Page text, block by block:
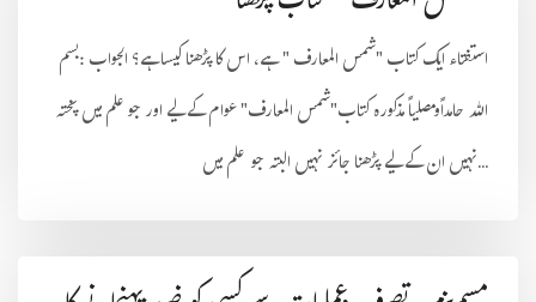
استفتاء ایک کتاب "شمس المعارف " ہے، اس کا پڑھنا کیسا ہے؟ الجواب :بسم
اللہ حامداًومصلیاً مذکورہ کتاب"شمس المعارف" عوام کے لیے اور جو علم میں پختہ
نہیں ان کے لیے پڑھنا جائز نہیں البتہ جو علم میں...